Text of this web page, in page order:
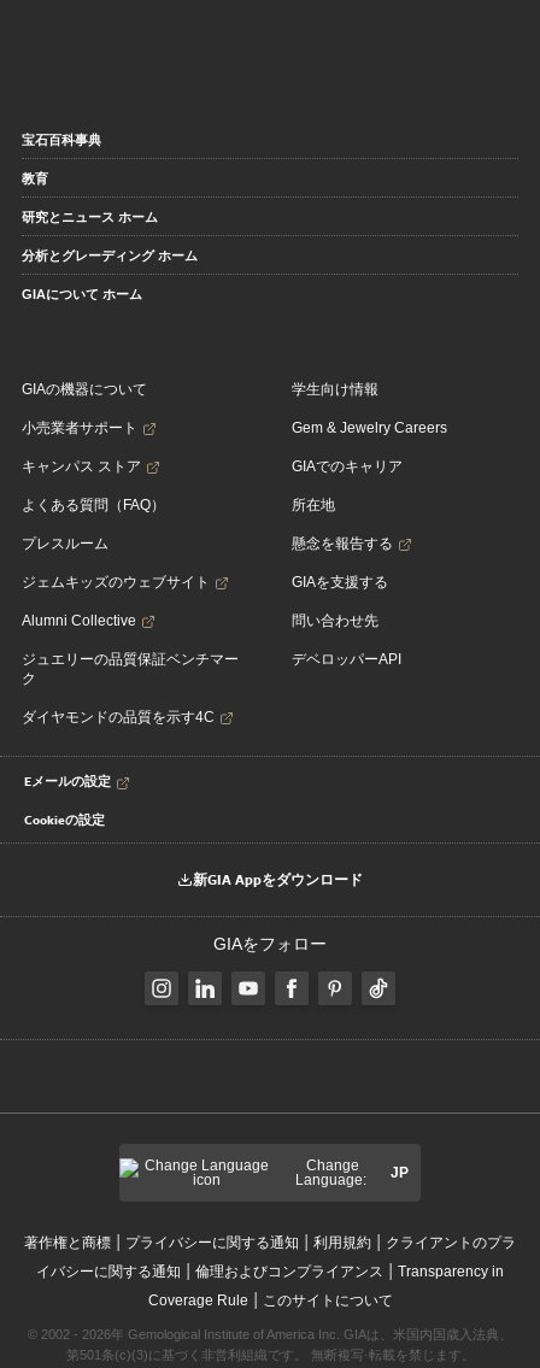
宝石百科事典
教育
研究とニュース ホーム
分析とグレーディング ホーム
GIAについて ホーム
GIAの機器について
小売業者サポート
キャンパス ストア
よくある質問（FAQ）
プレスルーム
ジェムキッズのウェブサイト
Alumni Collective
ジュエリーの品質保証ベンチマー
ク
ダイヤモンドの品質を示す4C
学生向け情報
Gem & Jewelry Careers
GIAでのキャリア
所在地
懸念を報告する
GIAを支援する
問い合わせ先
デベロッパーAPI
Eメールの設定
Cookieの設定
新GIA Appをダウンロード
GIAをフォロー
Change
Language:
JP
著作権と商標 | プライバシーに関する通知 | 利用規約 | クライアントのプラ
イバシーに関する通知 | 倫理およびコンプライアンス | Transparency in
Coverage Rule | このサイトについて
© 2002 - 2026年 Gemological Institute of America Inc. GIAは、米国内国歳入法典、
第501条(c)(3)に基づく非営利組織です。 無断複写·転載を禁じます。